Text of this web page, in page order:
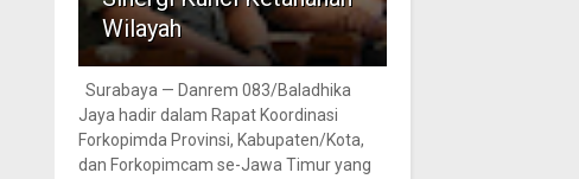
Wilayah
Surabaya — Danrem 083/Baladhika
Jaya hadir dalam Rapat Koordinasi
Forkopimda Provinsi, Kabupaten/Kota,
dan Forkopimcam se-Jawa Timur yang